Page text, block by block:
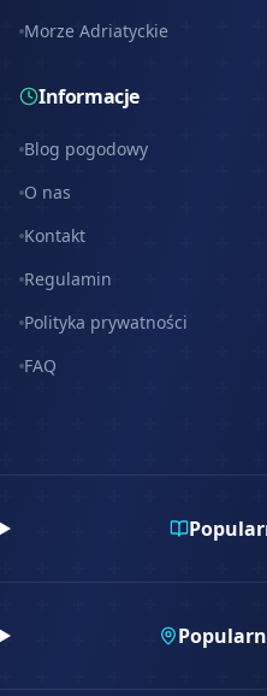
Morze Adriatyckie
Informacje
Blog pogodowy
O nas
Kontakt
Regulamin
Polityka prywatności
FAQ